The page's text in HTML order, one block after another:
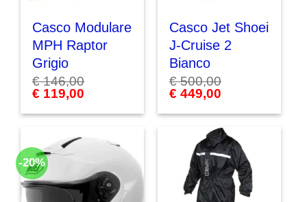
Casco Modulare
MPH Raptor
Grigio
€146,00
Il
prezzo
era:
€ 119,00
è:
Casco Jet Shoei
J-Cruise 2
Bianco
€500,00
Il
prezzo
era:
€ 500,00.
€ 449,00
è:
€ 449,00.
-20%